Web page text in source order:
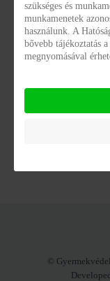
EFOP-1.8.9-
„Tiszta fejjel”
a Fejér Megyei
©
szükséges és
munkamenetek
használunk. A
bővebb tájékoztatás
megnyomásával